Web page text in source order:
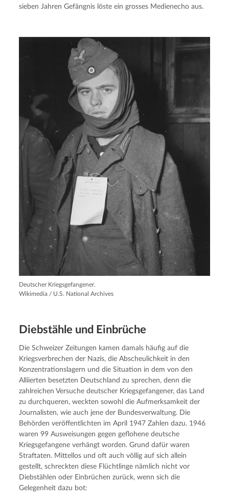
sieben Jahren Gefängnis löste ein grosses Medienecho aus.
Deutscher Kriegsgefangener.
Wikimedia / U.S. National Archives
Diebstähle und Einbrüche
Die Schweizer Zeitungen kamen damals häufig auf die
Kriegsverbrechen der Nazis, die Abscheulichkeit in den
Konzentrationslagern und die Situation in dem von den
Alliierten besetzten Deutschland zu sprechen, denn die
zahlreichen Versuche deutscher Kriegsgefangener, das Land
zu durchqueren, weckten sowohl die Aufmerksamkeit der
Journalisten, wie auch jene der Bundesverwaltung. Die
Behörden veröffentlichten im April 1947 Zahlen dazu. 1946
waren 99 Ausweisungen gegen geflohene deutsche
Kriegsgefangene verhängt worden. Grund dafür waren
Straftaten. Mittellos und oft auch völlig auf sich allein
gestellt, schreckten diese Flüchtlinge nämlich nicht vor
Diebstählen oder Einbrüchen zurück, wenn sich die
Gelegenheit dazu bot: